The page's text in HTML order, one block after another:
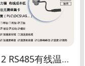
VBL12 RS485有线温振复合传感器